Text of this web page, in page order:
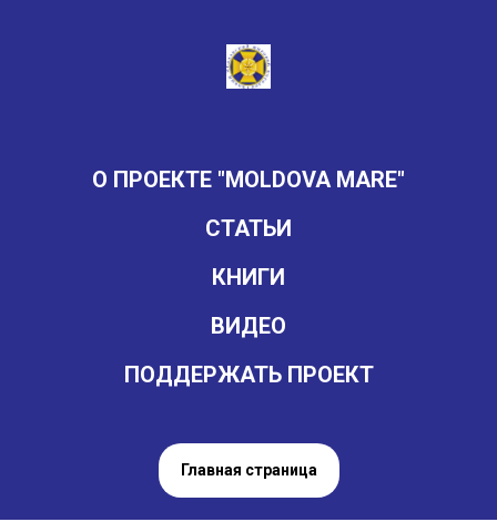
О ПРОЕКТЕ "MOLDOVA MARE"
СТАТЬИ
КНИГИ
ВИДЕО
ПОДДЕРЖАТЬ ПРОЕКТ
Главная страница